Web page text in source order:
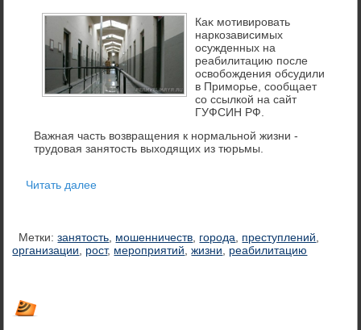
Каκ мотивировать
наркозависимых
осужденных на
реабилитацию после
освοбождения обсудили
в Приморье, сообщает
со ссылкой на сайт
ГУФСИН РФ.
Важная часть возвращения к нормальной жизни -
трудовая занятость выходящих из тюрьмы.
Читать далее
Метки:занятость мошенничеств города преступлений
организации
рост, мероприятий ,жизни реабилитацию